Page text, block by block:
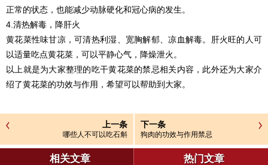
正常的状态，也能减少动脉硬化和冠心病的发生。
4.清热解毒，降肝火
黄花菜性味甘凉，可清热利湿、宽胸解郁、凉血解毒。肝火旺的人可
以适量吃点黄花菜，可以平静心气，降燥泄火。
以上就是为大家整理的吃干黄花菜的禁忌相关内容，此外还为大家介
绍了黄花菜的功效与作用，希望可以帮助到大家。
上一条
哪些人不可以吃石斛
下一条
狗肉的功效与作用禁忌
相关文章 热门文章